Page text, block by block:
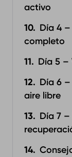
activo
Día 4
completo
Día 5 –
Día 6
aire libre
Día 7